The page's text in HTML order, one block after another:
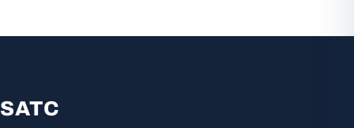
SATC